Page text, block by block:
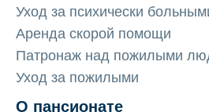
Уход за психически
Аренда скорой помощи
Патронаж над пожилыми
Уход за пожилыми
О пансионате